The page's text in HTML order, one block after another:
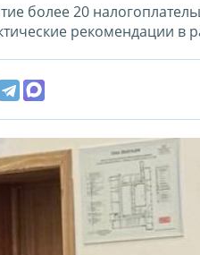
более 20
рекомендации в